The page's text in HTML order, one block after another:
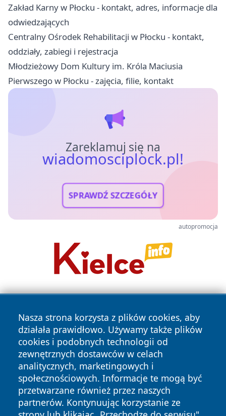
Zakład Karny w Płocku - kontakt, adres, informacje dla
odwiedzających
Centralny Ośrodek Rehabilitacji w Płocku - kontakt,
oddziały, zabiegi i rejestracja
Młodzieżowy Dom Kultury im. Króla Maciusia
Pierwszego w Płocku - zajęcia, filie, kontakt
Zareklamuj się na
wiadomosciplock.pl!
SPRAWDŹ SZCZEGÓŁY
autopromocja
Nasza strona korzysta z plików cookies, aby
działała prawidłowo. Używamy także plików
cookies i podobnych technologii od
zewnętrznych dostawców w celach
analitycznych, marketingowych i
społecznościowych. Informacje te mogą być
przetwarzane również przez naszych
partnerów. Kontynuując korzystanie ze
Copyright © 2026 wiadomosciplock.pl Wszystkie prawa
zastrzeżone.
News Autorzy
Polityka
Polityka